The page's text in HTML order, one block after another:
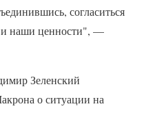
согласиться
и наши ценности", —
Зеленский
о ситуации на